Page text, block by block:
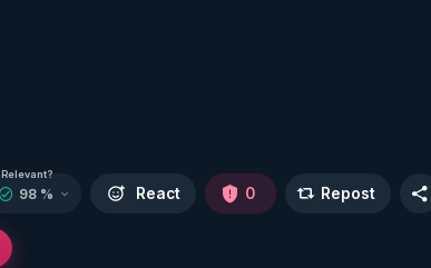
Relevant?
98 % React 0 Repost